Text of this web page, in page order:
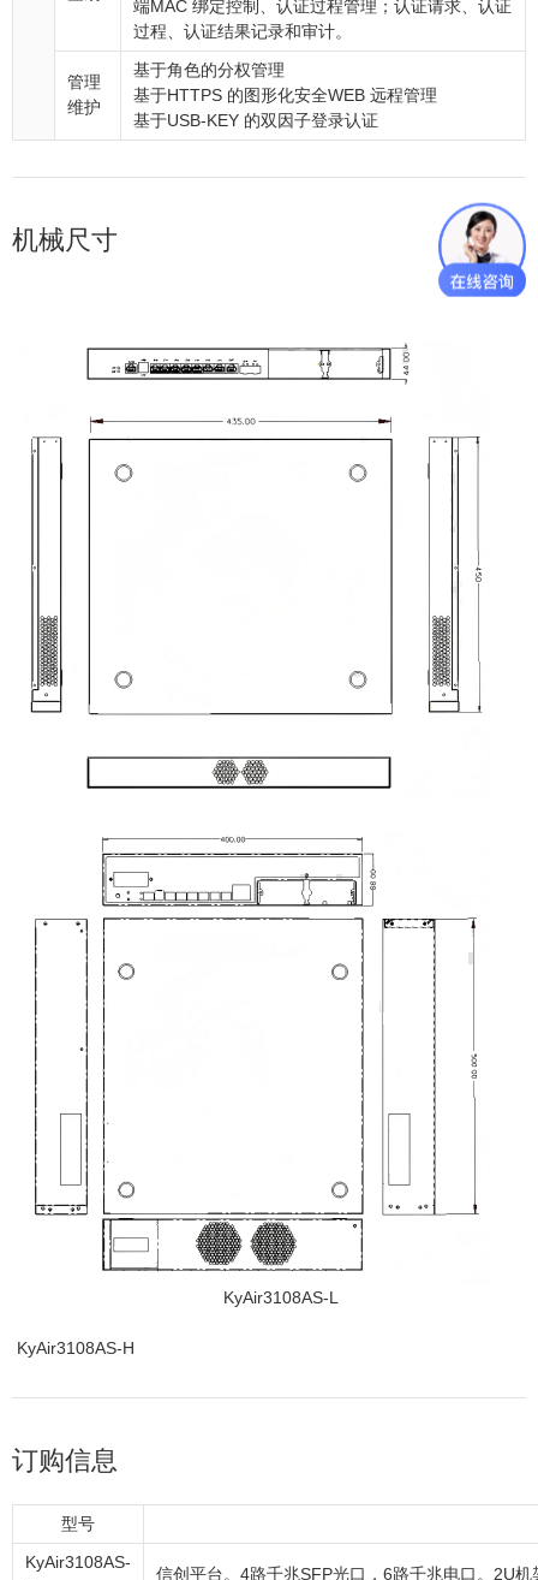
端MAC 绑定控制、认证过程管理；认证请求、认证
过程、认证结果记录和审计。
管理
维护
基于角色的分权管理
基于HTTPS 的图形化安全WEB 远程管理
基于USB-KEY 的双因子登录认证
机械尺寸
KyAir3108AS-L
KyAir3108AS-H
订购信息
型号
KyAir3108AS-
信创平台。4路千兆SFP光口，6路千兆电口。2U